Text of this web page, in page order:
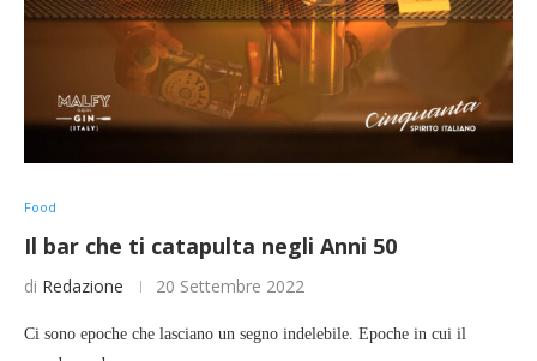
Food
Il bar che ti catapulta negli Anni 50
di Redazione 20 Settembre 2022
Ci sono epoche che lasciano un segno indelebile. Epoche in cui il